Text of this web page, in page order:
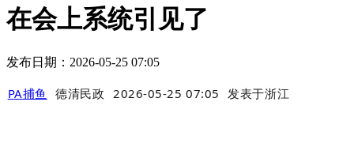
在会上系统引见了
发布日期：2026-05-25 07:05
PA捕鱼 德清民政 2026-05-25 07:05 发表于浙江